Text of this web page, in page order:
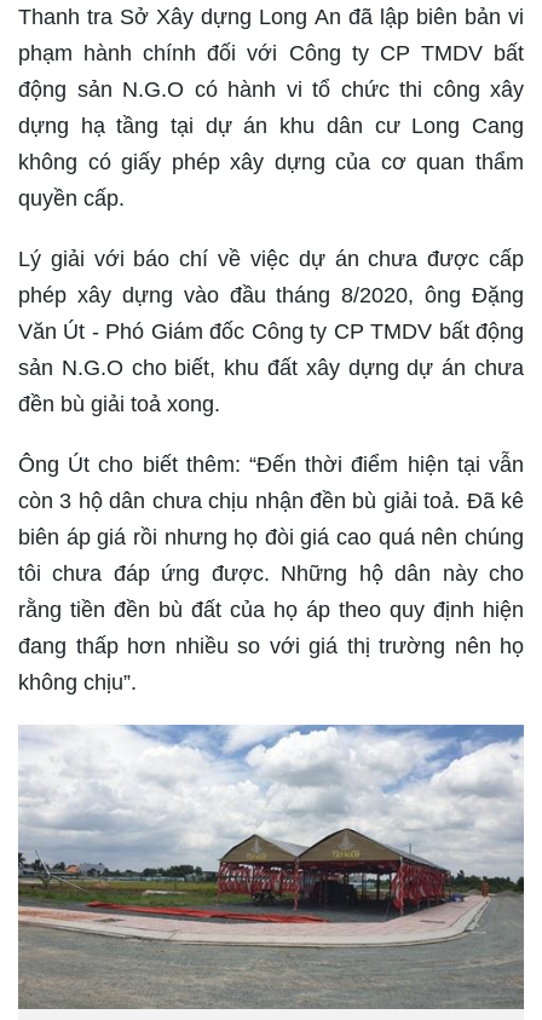
Thanh tra Sở Xây dựng Long An đã lập biên bản vi
phạm hành chính đối với Công ty CP TMDV bất
động sản N.G.O có hành vi tổ chức thi công xây
dựng hạ tầng tại dự án khu dân cư Long Cang
không có giấy phép xây dựng của cơ quan thẩm
quyền cấp.
Lý giải với báo chí về việc dự án chưa được cấp
phép xây dựng vào đầu tháng 8/2020, ông Đặng
Văn Út - Phó Giám đốc Công ty CP TMDV bất động
sản N.G.O cho biết, khu đất xây dựng dự án chưa
đền bù giải toả xong.
Ông Út cho biết thêm: “Đến thời điểm hiện tại vẫn
còn 3 hộ dân chưa chịu nhận đền bù giải toả. Đã kê
biên áp giá rồi nhưng họ đòi giá cao quá nên chúng
tôi chưa đáp ứng được. Những hộ dân này cho
rằng tiền đền bù đất của họ áp theo quy định hiện
đang thấp hơn nhiều so với giá thị trường nên họ
không chịu”.